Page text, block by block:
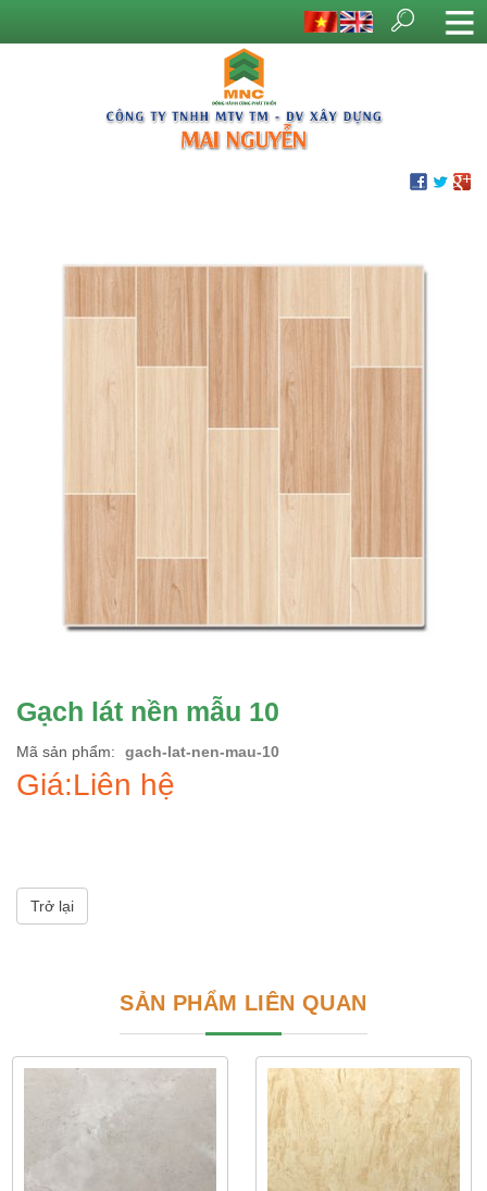
Gạch lát nền mẫu 10
Mã sản phẩm gach-lat-nen-mau-10
Giá:Liên hệ
Trở lại
SẢN PHẨM LIÊN QUAN